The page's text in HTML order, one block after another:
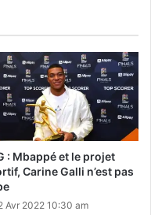
: Mbappé et le projet
Carine Galli n’est pas
Avr 2022 10:30 am